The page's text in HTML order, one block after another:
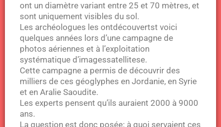
ont un diamètre variant entre 25 et 70 mètres, et
sont uniquement visibles du sol.
Les archéologues les ontdécouvertst voici
quelques années lors d’une campagne de
photos aériennes et à l’exploitation
systématique d’imagessatellitese.
Cette campagne a permis de découvrir des
milliers de ces géoglyphes en Jordanie, en Syrie
et en Aralie Saoudite.
Les experts pensent qu’ils auraient 2000 à 9000
ans.
La question est donc posée: à quoi servaient ces